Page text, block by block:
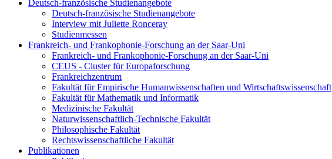
Deutsch-französische Studienangebote
Deutsch-französische Studienangebote
Interview mit Juliette Ronceray
Studienmessen
Frankreich- und Frankophonie-Forschung an der Saar-Uni
Frankreich- und Frankophonie-Forschung an der Saar-Uni
CEUS - Cluster für Europaforschung
Frankreichzentrum
Fakultät für Empirische Humanwissenschaften und Wirtschaftswissenschaft
Fakultät für Mathematik und Informatik
Medizinische Fakultät
Naturwissenschaftlich-Technische Fakultät
Philosophische Fakultät
Rechtswissenschaftliche Fakultät
Publikationen